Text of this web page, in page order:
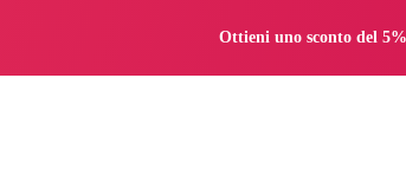
Ottieni uno sconto del